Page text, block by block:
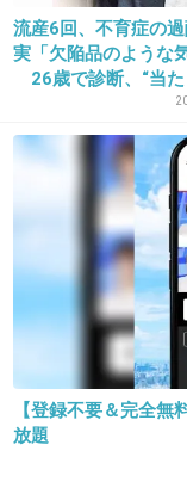
正直お金がなく
らね。益々少
スバイケースで
流産6回、不育症の
実「欠陥品のような
26歳で診断、“当た
【登録不要＆完全
放題